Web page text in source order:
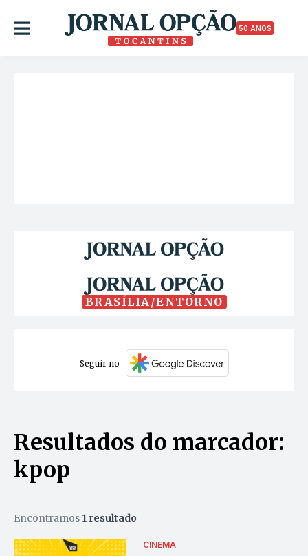
50 ANOS
BRASÍLIA/ENTORNO
Seguir no
Resultados do marcador:
kpop
Encontramos 1 resultado
CINEMA